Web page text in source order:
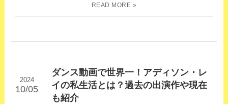
ダンス動画で世界一！アディソン・レ
イの私生活とは？過去の出演作や現在
も紹介
2024
10/05